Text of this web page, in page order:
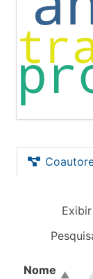
Exibir
Nome